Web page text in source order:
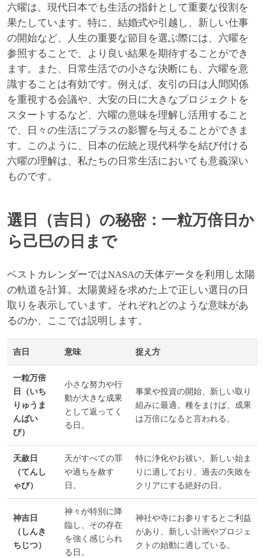
六曜は、現代日本でも生活の指針として重要な役割を
果たしています。特に、結婚式や引越し、新しい仕事
の開始など、人生の重要な節目を選ぶ際には、六曜を
参照することで、より良い結果を期待することができ
ます。また、日常生活での小さな決断にも、六曜を意
識することは有効です。例えば、友引の日は人間関係
を重視する会議や、大安の日に大きなプロジェクトを
スタートするなど、六曜の意味を理解し活用すること
で、日々の生活にプラスの影響を与えることができま
す。このように、日本の伝統と現代科学を結び付ける
六曜の理解は、私たちの日常生活においても意義深い
ものです。
選日（吉日）の秘密：一粒万倍日か
ら己巳の日まで
ベストカレンダーではNASAの天体データを利用し太陽
の軌道を計算。太陽黄経を求めた上で正しい選日の日
取りを表示しています。それぞれどのような意味があ
るのか、ここでは説明します。
吉日 意味 捉え方
一粒万倍
日（いち
りゅうま
んばい
び）
小さな努力や行
動が大きな成果
として返ってく
る日。
事業や投資の開始、新しい取り
組みに最適。種をまけば、成果
は万倍になると言われる。
天赦日
（てんし
ゃび）
天がすべての罪
や過ちを赦す
日。
特に浄化やお祓い、新しい始ま
りに適しており、過去の失敗を
クリアにする絶好の日。
神吉日
（しんき
ちじつ）
神々が特別に降
臨し、その存在
を強く感じられ
る日。
神社や寺にお参りするとご利益
があり、新しい計画やプロジェ
クトの始動に適している。